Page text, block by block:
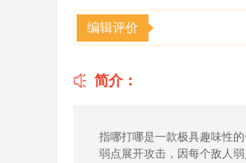
编辑评价
简介：
指哪打哪是一款极具趣味性
弱点展开攻击，因每个敌人